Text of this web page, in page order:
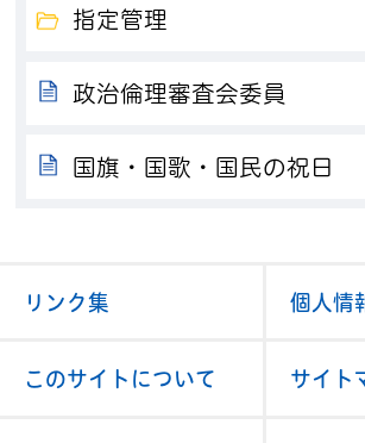
指定管理
政治倫理審査会委員
国旗・国歌・国民の祝日
リンク集 個人情
このサイトについて サイト